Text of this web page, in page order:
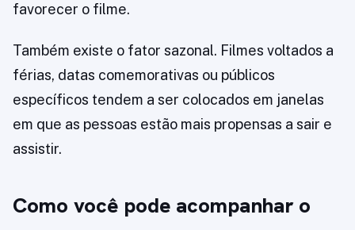
favorecer o filme.
Também existe o fator sazonal. Filmes voltados a
férias, datas comemorativas ou públicos
específicos tendem a ser colocados em janelas
em que as pessoas estão mais propensas a sair e
assistir.
Como você pode acompanhar o